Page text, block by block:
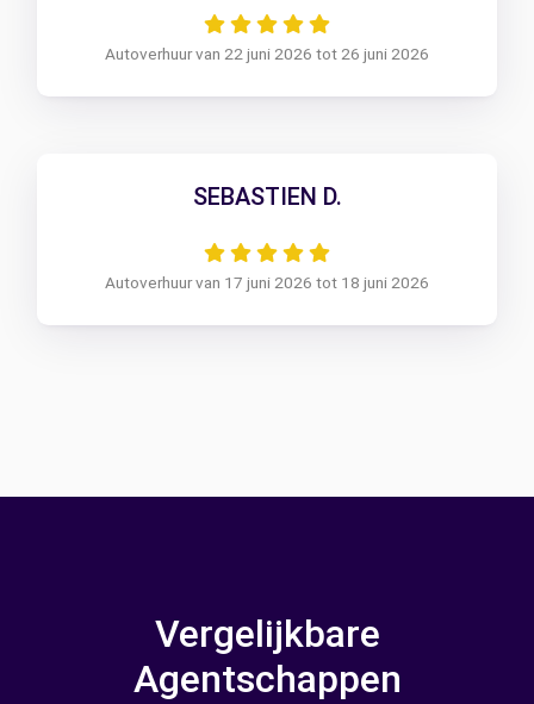
Autoverhuur van 22 juni 2026 tot 26 juni 2026
SEBASTIEN D.
Autoverhuur van 17 juni 2026 tot 18 juni 2026
Vergelijkbare
Agentschappen